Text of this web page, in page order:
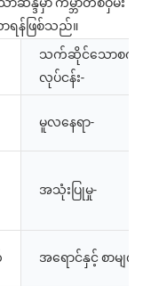
ရန်ဖြစ်သည်။
သက်ဆိုင်သောစက်မှု
လုပ်ငန်း-
မူလနေရာ-
အသုံးပြုမှု-
အရောင်နှင့် စာမျက်နှ